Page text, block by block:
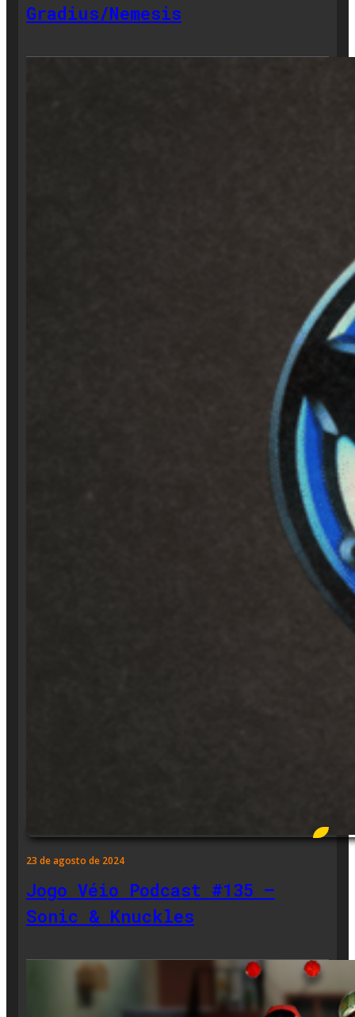
Gradius/Nemesis
23 de agosto de 2024
Jogo Véio Podcast #135 –
Sonic & Knuckles